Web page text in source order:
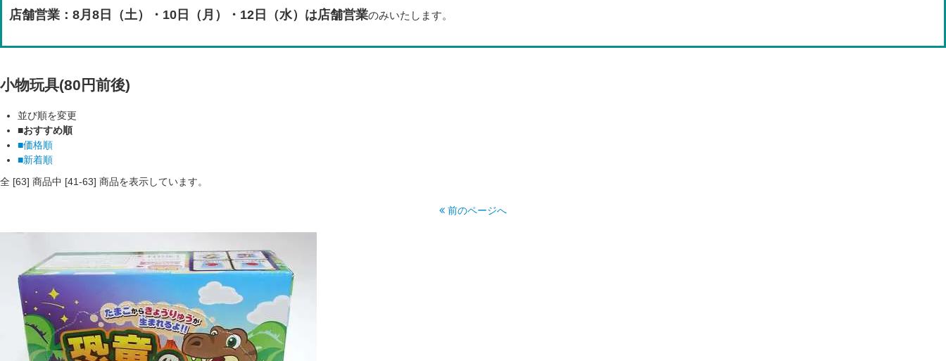
店舗営業：8月8日（土）・10日（月）・12日（水）は店舗営業のみいたします。
小物玩具(80円前後)
並び順を変更
■おすすめ順
■価格順
■新着順
全 [63] 商品中 [41-63] 商品を表示しています。
前のページへ